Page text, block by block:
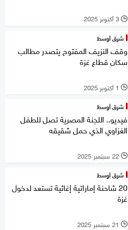
l 3 أكتوبر 2025
شرق أوسط
وقف النزيف المفتوح يتصدر مطالب
سكان قطاع غزة
l 1 أكتوبر 2025
شرق أوسط
فيديو.. اللجنة المصرية تصل للطفل
الغزاوي الذي حمل شقيقه
l 22 سبتمبر 2025
شرق أوسط
20 شاحنة إماراتية إغاثية تستعد لدخول
غزة
l 21 سبتمبر 2025